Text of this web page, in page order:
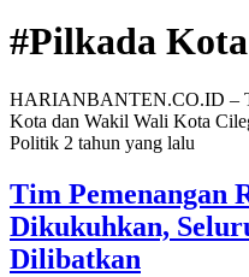
#Pilkada
HARIANBANTEN.CO.ID –
Kota dan Wakil Wali Kota
Politik 2 tahun yang lalu
Tim Pemenangan
Dikukuhkan,
Dilibatkan